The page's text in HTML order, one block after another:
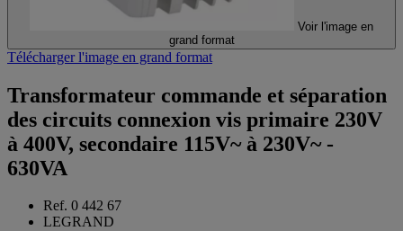
Voir l'image en
grand format
Télécharger l'image en grand format
Transformateur commande et séparation
des circuits connexion vis primaire 230V
à 400V, secondaire 115V~ à 230V~ -
630VA
Ref. 0 442 67
LEGRAND